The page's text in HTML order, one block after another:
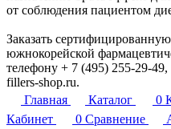
от соблюдения пациентом
Заказать
южнокорейской
телефону + 7 (495) 255-29-
fillers-shop.ru.
Главная
Каталог 0
Кабинет
0 Сравнение